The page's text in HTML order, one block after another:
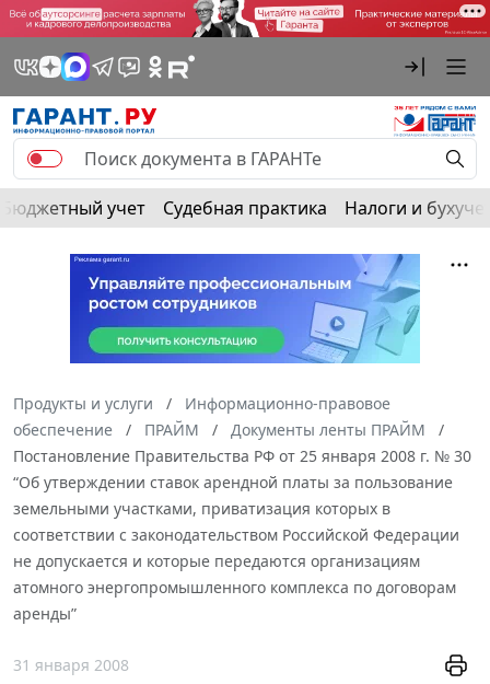
Бюджетный учет Судебная практика Налоги и
Продукты и услуги
Информационно-правовое
обеспечение
ПРАЙМ
Документы ленты ПРАЙМ
Постановление Правительства РФ от 25 января 2008 г. № 30
“Об утверждении ставок арендной платы за пользование
земельными участками, приватизация которых в
соответствии с законодательством Российской Федерации
не допускается и которые передаются организациям
атомного энергопромышленного комплекса по договорам
аренды”
31 января 2008